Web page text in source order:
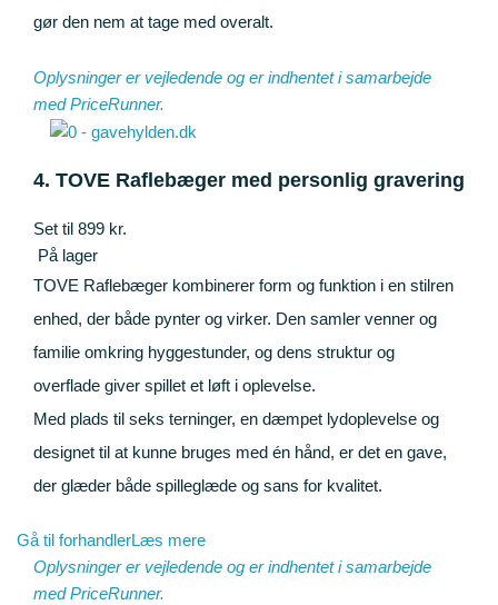
gør den nem at tage med overalt.
Oplysninger er vejledende og er indhentet i samarbejde
medPriceRunner.
4. TOVE Raflebæger med personlig gravering
Set til 899 kr.
På lager
TOVE Raflebæger kombinerer form og funktion i en stilren
enhed, der både pynter og virker. Den samler venner og
familie omkring hyggestunder, og dens struktur og
overflade giver spillet et løft i oplevelse.
Med plads til seks terninger, en dæmpet lydoplevelse og
designet til at kunne bruges med én hånd, er det en gave,
der glæder både spilleglæde og sans for kvalitet.
Gå til forhandlerLæs mere
Oplysninger er vejledende og er indhentet i samarbejde
medPriceRunner.